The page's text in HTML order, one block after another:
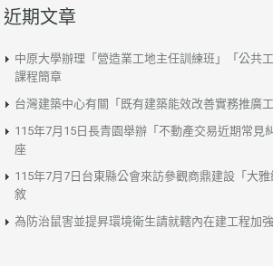
近期文章
中原大學辦理「營造業工地主任訓練班」「公共
課程簡章
台灣建築中心有關「既有建築能效改善實務推廣
115年7月15日長青園舉辦「不動產交易近期常見
座
115年7月7日台東縣公會來訪參觀商鼎建設「大
敘
為防治鼠害並提昇環境衛生請就轄內在建工程加